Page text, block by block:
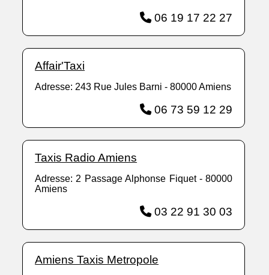
06 19 17 22 27
Affair'Taxi
Adresse: 243 Rue Jules Barni - 80000 Amiens
06 73 59 12 29
Taxis Radio Amiens
Adresse: 2 Passage Alphonse Fiquet - 80000
Amiens
03 22 91 30 03
Amiens Taxis Metropole